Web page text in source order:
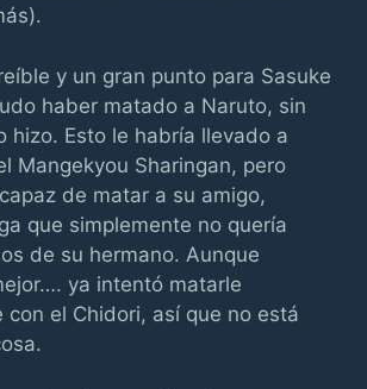
y un gran punto para Sasuke
haber matado a Naruto, sin
hizo. Esto le habría llevado a
Mangekyou Sharingan, pero
de matar a su amigo,
que simplemente no quería
de su hermano. Aunque
ya intentó matarle
con el Chidori, así que no está